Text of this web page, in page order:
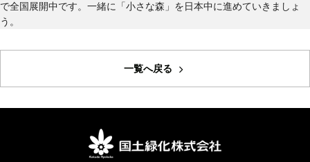
コラム
で全国展開中です。一緒に「小さな森」を日本中に進めていきましょ
う。
一覧へ戻る